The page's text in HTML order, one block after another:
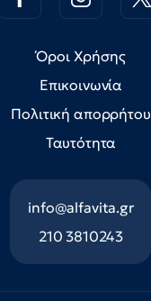
Όροι Χρήσης
Επικοινωνία
Πολιτική απορρήτου
Ταυτότητα
info@alfavita.gr
210 3810243